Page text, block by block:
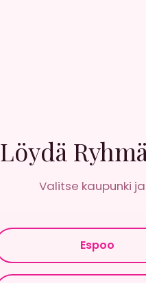
Löydä
Valitse kaupunki
Espoo